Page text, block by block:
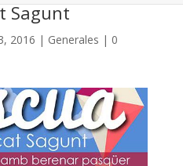
Sagunt
2016 | Generales | 0